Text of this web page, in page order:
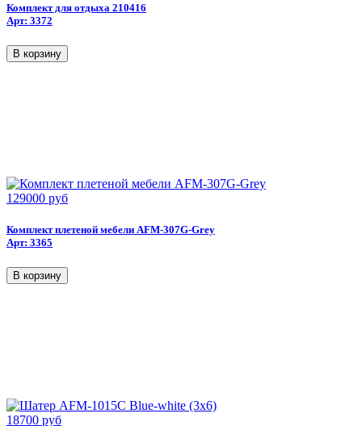
Комплект для отдыха 210416
Арт: 3372
129000 руб
Комплект плетеной мебели AFM-307G-Grey
Арт: 3365
18700 руб